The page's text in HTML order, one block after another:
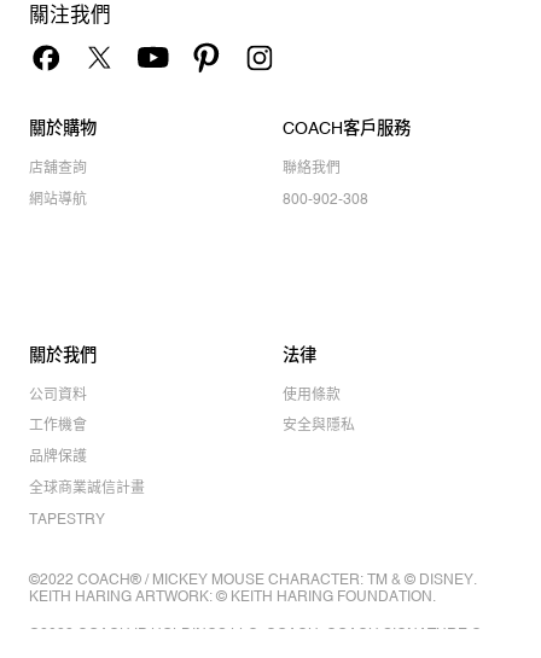
關注我們
關於購物
店舖查詢
網站導航
COACH客戶服務
聯絡我們
800-902-308
關於我們
公司資料
工作機會
品牌保護
全球商業誠信計畫
TAPESTRY
法律
使用條款
安全與隱私
©2022 COACH® / MICKEY MOUSE CHARACTER: TM & © DISNEY.
KEITH HARING ARTWORK: © KEITH HARING FOUNDATION.
©2022 COACH IP HOLDINGS LLC. COACH, COACH SIGNATURE C